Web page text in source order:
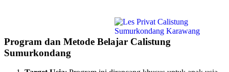
Program dan Metode Belajar Calistung
Sumurkondang